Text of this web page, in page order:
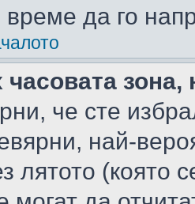
време да го
че сте
най-
лятото (която